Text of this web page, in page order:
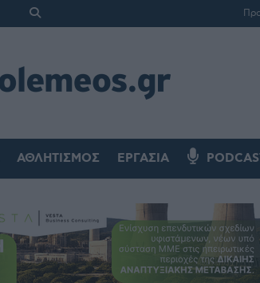
ΑΘΛΗΤΙΣΜΌΣ ΕΡΓΑΣΊΑ